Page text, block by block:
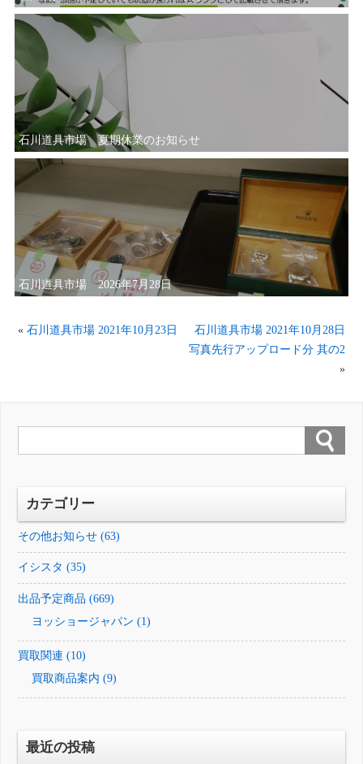
石川道具市場 夏期休業のお知らせ
石川道具市場 2026年7月28日
«石川道具市場 2021年10月23日
石川道具市場 2021年10月28日
写真先行アップロード分 其の2
»
カテゴリー
その他お知らせ (63)
イシスタ (35)
出品予定商品 (669)
ヨッショージャパン (1)
買取関連 (10)
買取商品案内 (9)
最近の投稿